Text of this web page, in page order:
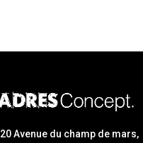
20 Avenue du champ de mars,